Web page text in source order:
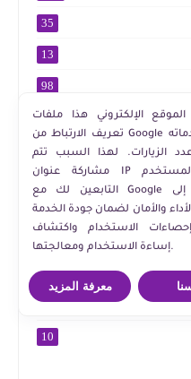
35
13
98
82
الأكثر استخداما 409
70
577
2
839
23
10
الإلكتروني هذا ملفات
تعريف الارتباط من Google لتقديم خدماته
الزيارات. لهذا السبب تتم
مشاركة عنوان IP ووكيل المستخدم
التابعين لك مع Google بالإضافة إلى
والأمان لضمان جودة الخدمة
الاستخدام واكتشاف
إساءة الاستخدام ومعالجتها.
معرفة المزيد